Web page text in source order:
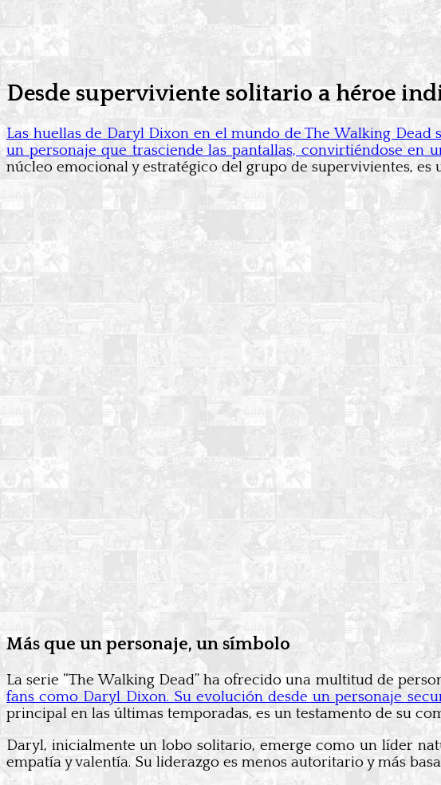
Desde superviviente solitario a héroe
Las huellas de Daryl Dixon en el mundo de The Walking
un personaje que trasciende las pantallas, convirtiéndose en
núcleo emocional y estratégico del grupo de supervivientes,
Más que un personaje, un símbolo
La serie “The Walking Dead” ha ofrecido una multitud de
fans como Daryl Dixon. Su evolución desde un personaje
principal en las últimas temporadas, es un testamento de su
Daryl, inicialmente un lobo solitario, emerge como un líder
empatía y valentía. Su liderazgo es menos autoritario y más